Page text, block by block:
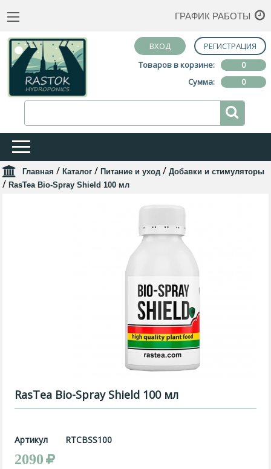
ГРАФИК РАБОТЫ
ВХОД
РЕГИСТРАЦИЯ
Товаров в корзине:
0
Сумма:
0
Главная / Каталог / Питание и уход / Добавки и стимуляторы
/ RasTea Bio-Spray Shield 100 мл
RasTea Bio-Spray Shield 100 мл
Артикул RTCBSS100
2090